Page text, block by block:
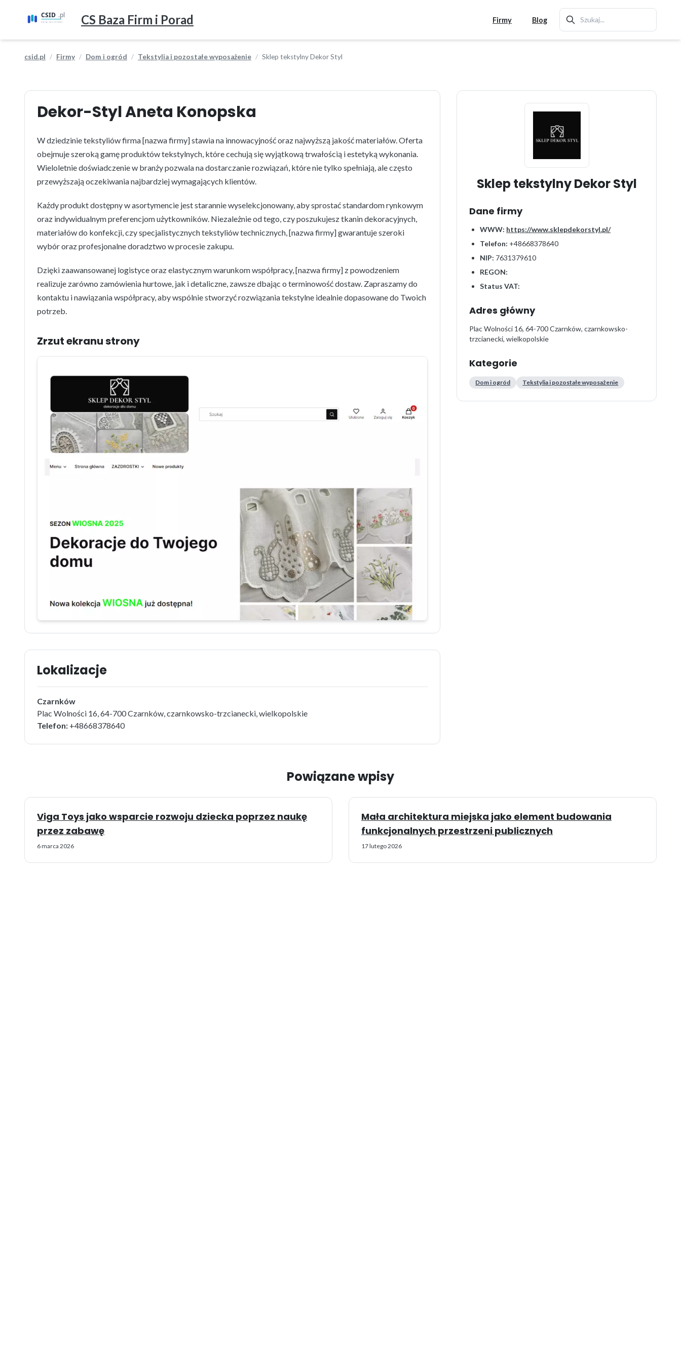
CS Baza Firm i Porad Firmy Blog
csid.pl Firmy Dom i ogród Tekstylia i pozostałe wyposażenie Sklep tekstylny Dekor Styl
Dekor-Styl Aneta Konopska
W dziedzinie tekstyliów firma [nazwa firmy] stawia na innowacyjność oraz najwyższą jakość materiałów. Oferta
obejmuje szeroką gamę produktów tekstylnych, które cechują się wyjątkową trwałością i estetyką wykonania.
Wieloletnie doświadczenie w branży pozwala na dostarczanie rozwiązań, które nie tylko spełniają, ale często
przewyższają oczekiwania najbardziej wymagających klientów.
Każdy produkt dostępny w asortymencie jest starannie wyselekcjonowany, aby sprostać standardom rynkowym
oraz indywidualnym preferencjom użytkowników. Niezależnie od tego, czy poszukujesz tkanin dekoracyjnych,
materiałów do konfekcji, czy specjalistycznych tekstyliów technicznych, [nazwa firmy] gwarantuje szeroki
wybór oraz profesjonalne doradztwo w procesie zakupu.
Dzięki zaawansowanej logistyce oraz elastycznym warunkom współpracy, [nazwa firmy] z powodzeniem
realizuje zarówno zamówienia hurtowe, jak i detaliczne, zawsze dbając o terminowość dostaw. Zapraszamy do
kontaktu i nawiązania współpracy, aby wspólnie stworzyć rozwiązania tekstylne idealnie dopasowane do Twoich
potrzeb.
Zrzut ekranu strony
Lokalizacje
Czarnków
Plac Wolności 16, 64-700 Czarnków, czarnkowsko-trzcianecki, wielkopolskie
Telefon: +48668378640
Sklep tekstylny Dekor Styl
Dane firmy
WWW: https://www.sklepdekorstyl.pl/
Telefon: +48668378640
NIP: 7631379610
REGON:
Status VAT:
Adres główny
Plac Wolności 16, 64-700 Czarnków, czarnkowsko-
trzcianecki, wielkopolskie
Kategorie
Dom i ogród Tekstylia i pozostałe wyposażenie
Powiązane wpisy
Viga Toys jako wsparcie rozwoju dziecka poprzez naukę
przez zabawę
6 marca 2026
Mała architektura miejska jako element budowania
funkcjonalnych przestrzeni publicznych
17 lutego 2026